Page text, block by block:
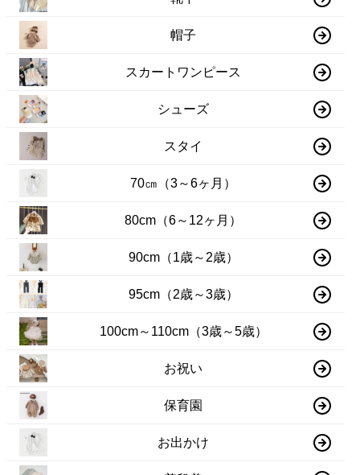
帽子
スカートワンピース
シューズ
スタイ
70㎝（3～6ヶ月）
80cm（6～12ヶ月）
90cm（1歳～2歳）
95cm（2歳～3歳）
100cm～110cm（3歳～5歳）
お祝い
保育園
お出かけ